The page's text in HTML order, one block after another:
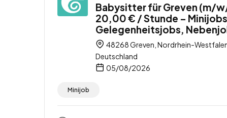
Babysitter für Greven (m/
20,00 € / Stunde –
Gelegenheitsjobs,
48268 Greven, Nordrhein-
Deutschland
05/08/2026
Minijob